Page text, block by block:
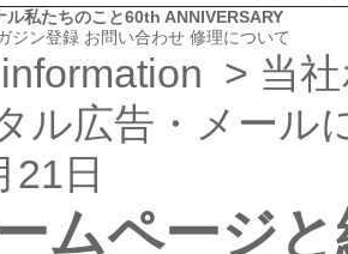
ル私たちのこと60th ANNIVERSARY
ジン登録 お問い合わせ 修理について
information > 当
ル広告・メール
21日
ムページ